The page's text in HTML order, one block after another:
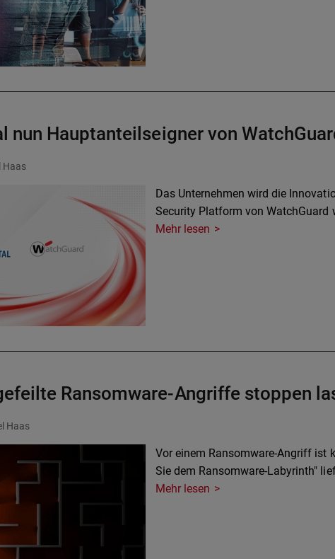
nun Hauptanteilseigner von
Haas
Das Unternehmen wird die
Security Platform von WatchGuard
Mehr lesen
Ransomware-Angriffe stoppen
Haas
Vor einem Ransomware-Angriff ist
Sie dem Ransomware-Labyrinth"
Mehr lesen